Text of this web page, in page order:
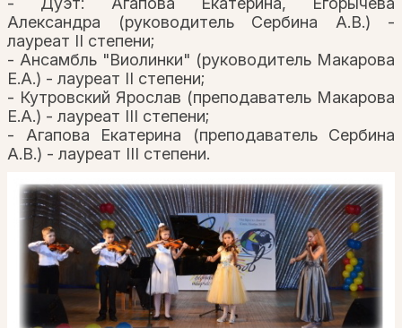
Александра (руководитель Сербина А.В.) -
лауреат II степени;
- Ансамбль "Виолинки" (руководитель Макарова
Е.А.) - лауреат II степени;
- Кутровский Ярослав (преподаватель Макарова
Е.А.) - лауреат III степени;
- Агапова Екатерина (преподаватель Сербина
А.В.) - лауреат III степени.